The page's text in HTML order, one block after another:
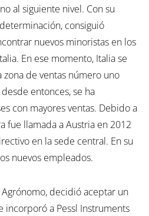
al siguiente nivel. Con su
consiguió
nuevos minoristas en los
En ese momento, Italia se
de ventas número uno
entonces, se ha
con mayores ventas. Debido a
fue llamada a Austria en 2012
en la sede central. En su
nuevos empleados.
decidió aceptar un
incorporó a Pessl Instruments